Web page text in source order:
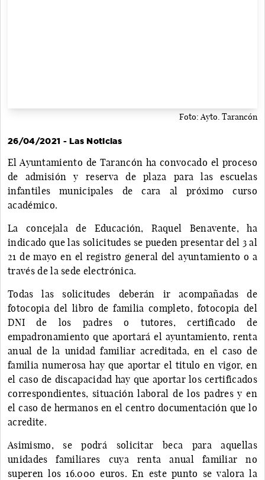
Foto: Ayto. Tarancón
26/04/2021 - Las Noticias
El Ayuntamiento de Tarancón ha convocado el proceso
de admisión y reserva de plaza para las escuelas
infantiles municipales de cara al próximo curso
académico.
La concejala de Educación, Raquel Benavente, ha
indicado que las solicitudes se pueden presentar del 3 al
21 de mayo en el registro general del ayuntamiento o a
través de la sede electrónica.
Todas las solicitudes deberán ir acompañadas de
fotocopia del libro de familia completo, fotocopia del
DNI de los padres o tutores, certificado de
empadronamiento que aportará el ayuntamiento, renta
anual de la unidad familiar acreditada, en el caso de
familia numerosa hay que aportar el titulo en vigor, en
el caso de discapacidad hay que aportar los certificados
correspondientes, situación laboral de los padres y en
el caso de hermanos en el centro documentación que lo
acredite.
Asimismo, se podrá solicitar beca para aquellas
unidades familiares cuya renta anual familiar no
superen los 16.000 euros. En este punto se valora la